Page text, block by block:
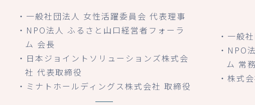
・一般社団法人 女性活躍委員会 代表理事
・NPO法人 ふるさと山口経営者フォーラ
ム 会長
・日本ジョイントソリューションズ株式会
社 代表取締役
・ミナトホールディングス株式会社 取締役
・一般
・NPO
ム 常
・株式